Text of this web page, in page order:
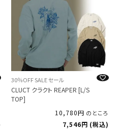
30％OFF SALE セール
CLUCT クラクト REAPER [L/S
TOP]
10,780
のところ
7,546 税込